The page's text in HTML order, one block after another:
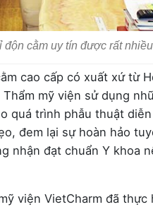
độn cằm uy tín được rất
cao cấp có xuất xứ từ
mỹ viện sử dụng
quá trình phẫu thuật
đem lại sự hoàn hảo
nhận đạt chuẩn Y khoa
viện VietCharm đã